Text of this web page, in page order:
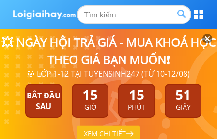
💥 NGÀY HỘI TRẢ GIÁ - MUA KHOÁ HỌC
THEO GIÁ BẠN MUỐN❗
🎯 LỚP 1-12 TẠI TUYENSINH247 (TỪ 10-12/08)
BẮT ĐẦU
SAU
15
GIỜ
15
PHÚT
51
GIÂY
XEM CHI TIẾT